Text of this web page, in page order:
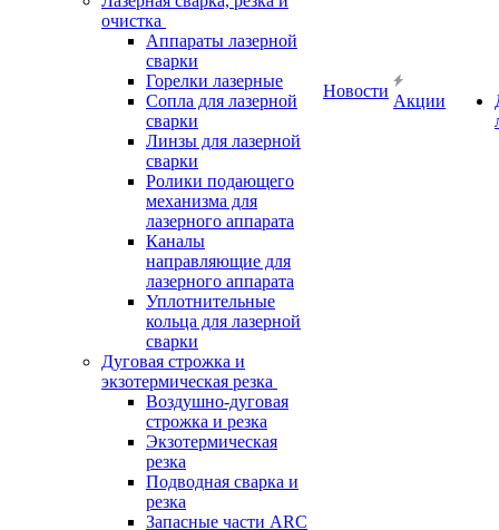
очистка
Аппараты лазерной
сварки
Горелки лазерные
Сопла для лазерной
сварки
Линзы для лазерной
сварки
Ролики подающего
механизма для
лазерного аппарата
Каналы
направляющие для
лазерного аппарата
Уплотнительные
кольца для лазерной
сварки
Дуговая строжка и
экзотермическая резка
Воздушно-дуговая
строжка и резка
Экзотермическая
резка
Подводная сварка и
резка
Запасные части ARC
Новости
Акции